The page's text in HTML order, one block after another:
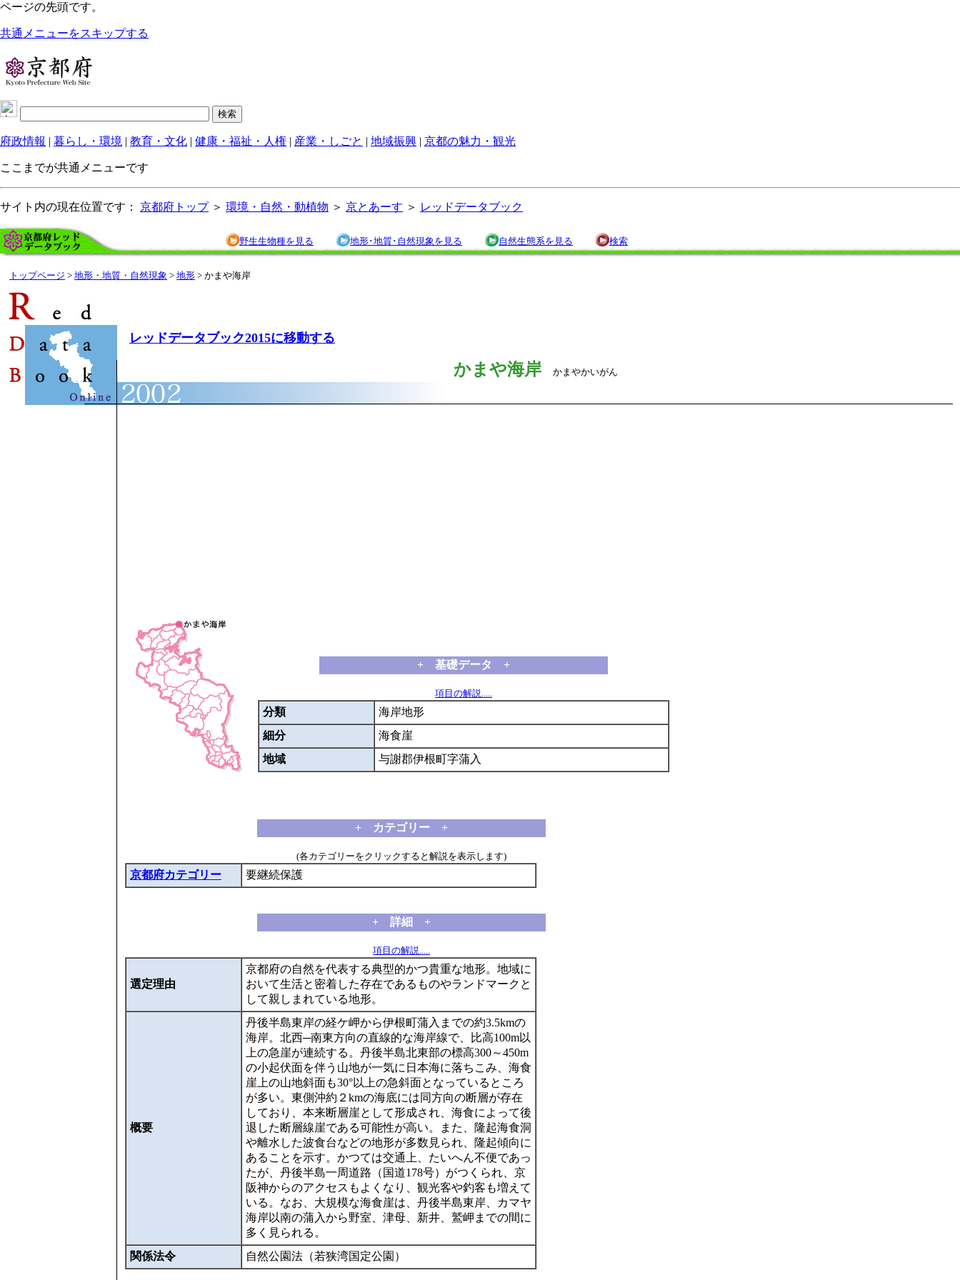
ページの先頭です。
共通メニューをスキップする
府政情報 | 暮らし・環境 | 教育・文化 | 健康・福祉・人権 | 産業・しごと | 地域振興 | 京都の魅力・観光
ここまでが共通メニューです
サイト内の現在位置です： 京都府トップ＞ 環境・自然・動植物 ＞ 京とあーす ＞ レッドデータブック
野生生物種を見る 地形･地質･自然現象を見る 自然生態系を見る 検索
トップページ > 地形・地質・自然現象 > 地形 > かまや海岸
レッドデータブック2015に移動する
かまや海岸 かまやかいがん
+ 基礎データ +
項目の解説.....
分類
海岸地形
細分
海食崖
地域
与謝郡伊根町字蒲入
+ カテゴリー +
(各カテゴリーをクリックすると解説を表示します)
京都府カテゴリー 要継続保護
+ 詳細 +
項目の解説.....
選定理由
京都府の自然を代表する典型的かつ貴重な地形。地域に
おいて生活と密着した存在であるものやランドマークと
して親しまれている地形。
概要
丹後半島東岸の経ケ岬から伊根町蒲入までの約3.5kmの
海岸。北西─南東方向の直線的な海岸線で、比高100m以
上の急崖が連続する。丹後半島北東部の標高300～450m
の小起伏面を伴う山地が一気に日本海に落ちこみ、海食
崖上の山地斜面も30°以上の急斜面となっているところ
が多い。東側沖約２kmの海底には同方向の断層が存在
しており、本来断層崖として形成され、海食によって後
退した断層線崖である可能性が高い。また、隆起海食洞
や離水した波食台などの地形が多数見られ、隆起傾向に
あることを示す。かつては交通上、たいへん不便であっ
たが、丹後半島一周道路（国道178号）がつくられ、京
阪神からのアクセスもよくなり、観光客や釣客も増えて
いる。なお、大規模な海食崖は、丹後半島東岸、カマヤ
海岸以南の蒲入から野室、津母、新井、鷲岬までの間に
多く見られる。
関係法令
自然公園法（若狭湾国定公園）